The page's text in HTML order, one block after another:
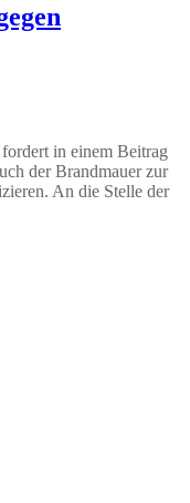
in einem Beitrag
der Brandmauer zur
An die Stelle der